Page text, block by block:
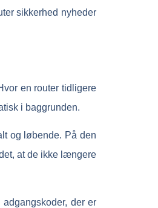
sikkerhed nyheder
en router tidligere
i baggrunden.
og løbende. På den
at de ikke længere
der er